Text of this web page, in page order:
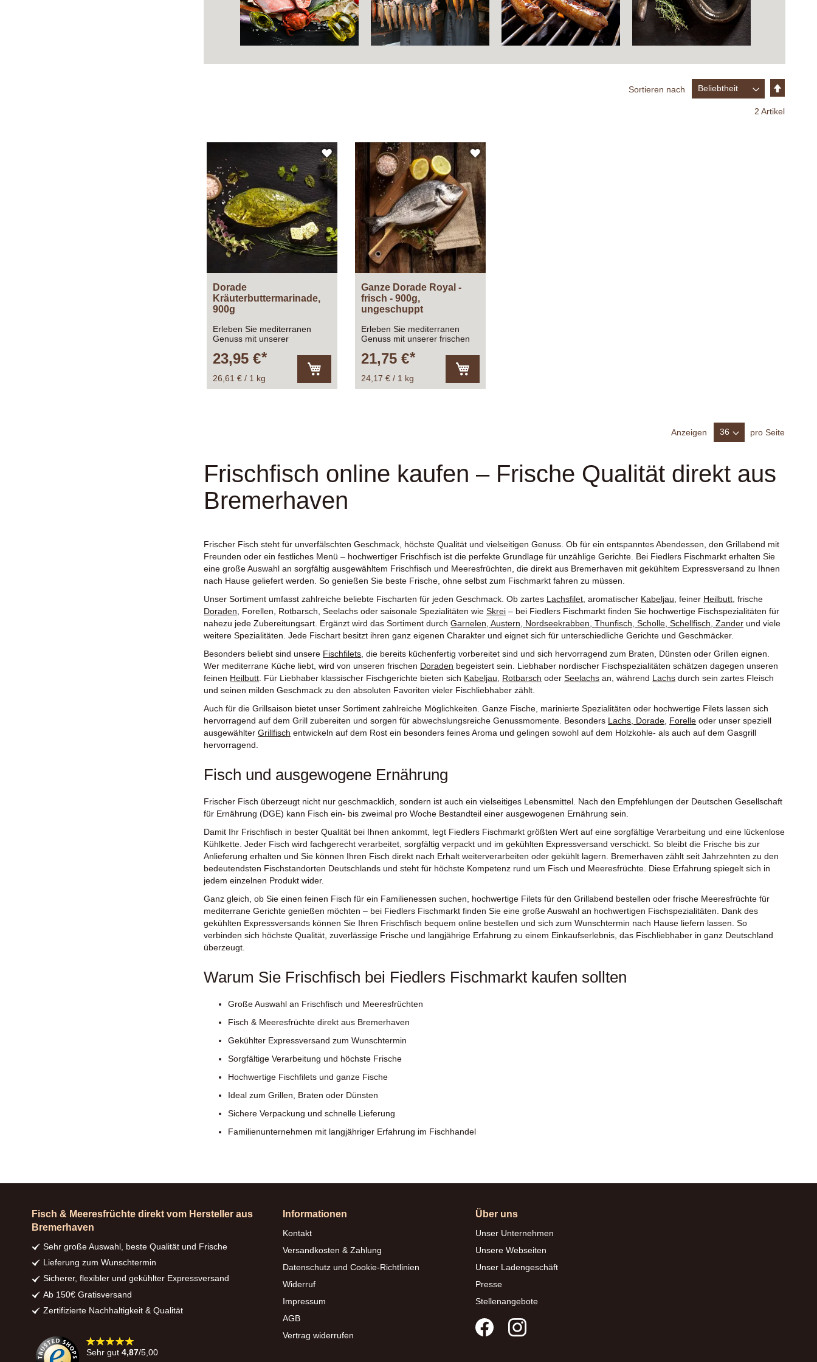
Sortieren nach
2 Artikel
ZUR
WUNSCHLISTE
HINZUFÜGEN
Dorade
Kräuterbuttermarinade,
900g
Erleben Sie mediterranen
Genuss mit unserer
Kräuterbuttermarinade 900g,
Anzahl 2-3 Doraden,
mariniert, ausgenommen
23,95 €
26,61 € / 1 kg
den
ZUR
WUNSCHLISTE
HINZUFÜGEN
Ganze Dorade Royal -
frisch - 900g,
ungeschuppt
Erleben Sie mediterranen
Genuss mit unserer frischen
21,75 €
24,17 € / 1 kg
den
Anzeigen pro Seite
Frischfisch online kaufen – Frische Qualität direkt aus
Bremerhaven
Frischer Fisch steht für unverfälschten Geschmack, höchste Qualität und vielseitigen Genuss. Ob für ein entspanntes Abendessen, den Grillabend mit
Freunden oder ein festliches Menü – hochwertiger Frischfisch ist die perfekte Grundlage für unzählige Gerichte. Bei Fiedlers Fischmarkt erhalten Sie
eine große Auswahl an sorgfältig ausgewähltem Frischfisch und Meeresfrüchten, die direkt aus Bremerhaven mit gekühltem Expressversand zu Ihnen
nach Hause geliefert werden. So genießen Sie beste Frische, ohne selbst zum Fischmarkt fahren zu müssen.
Unser Sortiment umfasst zahlreiche beliebte Fischarten für jeden Geschmack. Ob zartes Lachsfilet , aromatischer Kabeljau , feiner Heilbutt , frische
Doraden
Forellen Rotbarsch ,Seelachs oder saisonale Spezialitäten wieSkrei – bei Fiedlers Fischmarkt finden Sie hochwertige Fischspezialitäten für
nahezu jede Zubereitungsart. Ergänzt wird das Sortiment durchGarnelen ,Austern Nordseekrabben ,Thunfisch ,Scholle ,Schellfisch ,Zander und viele
weitere Spezialitäten. Jede Fischart besitzt ihren ganz eigenen Charakter und eignet sich für unterschiedliche Gerichte und Geschmäcker.
Besonders beliebt sind unsere Fischfilets , die bereits küchenfertig vorbereitet sind und sich hervorragend zum Braten, Dünsten oder Grillen eignen.
Wer mediterrane Küche liebt, wird von unseren frischen Doraden begeistert sein. Liebhaber nordischer Fischspezialitäten schätzen dagegen unseren
feinen Heilbutt . Für Liebhaber klassischer Fischgerichte bieten sich Kabeljau Rotbarsch oderSeelachs an, während Lachs durch sein zartes Fleisch
und seinen milden Geschmack zu den absoluten Favoriten vieler Fischliebhaber zählt.
Auch für die Grillsaison bietet unser Sortiment zahlreiche Möglichkeiten. Ganze Fische, marinierte Spezialitäten oder hochwertige Filets lassen sich
hervorragend auf dem Grill zubereiten und sorgen für abwechslungsreiche Genussmomente. Besonders Lachs Dorade Forelle oder unser speziell
ausgewählterGrillfisch entwickeln auf dem Rost ein besonders feines Aroma und gelingen sowohl auf dem Holzkohle- als auch auf dem Gasgrill
hervorragend.
Fisch und ausgewogene Ernährung
Frischer Fisch überzeugt nicht nur geschmacklich, sondern ist auch ein vielseitiges Lebensmittel. Nach den Empfehlungen der Deutschen Gesellschaft
für Ernährung (DGE) kann Fisch ein- bis zweimal pro Woche Bestandteil einer ausgewogenen Ernährung sein.
Damit Ihr Frischfisch in bester Qualität bei Ihnen ankommt, legt Fiedlers Fischmarkt größten Wert auf eine sorgfältige Verarbeitung und eine lückenlose
Kühlkette. Jeder Fisch wird fachgerecht verarbeitet, sorgfältig verpackt und im gekühlten Expressversand verschickt. So bleibt die Frische bis zur
Anlieferung erhalten und Sie können Ihren Fisch direkt nach Erhalt weiterverarbeiten oder gekühlt lagern. Bremerhaven zählt seit Jahrzehnten zu den
bedeutendsten Fischstandorten Deutschlands und steht für höchste Kompetenz rund um Fisch und Meeresfrüchte. Diese Erfahrung spiegelt sich in
jedem einzelnen Produkt wider.
Ganz gleich, ob Sie einen feinen Fisch für ein Familienessen suchen, hochwertige Filets für den Grillabend bestellen oder frische Meeresfrüchte für
mediterrane Gerichte genießen möchten – bei Fiedlers Fischmarkt finden Sie eine große Auswahl an hochwertigen Fischspezialitäten. Dank des
gekühlten Expressversands können Sie Ihren Frischfisch bequem online bestellen und sich zum Wunschtermin nach Hause liefern lassen. So
verbinden sich höchste Qualität, zuverlässige Frische und langjährige Erfahrung zu einem Einkaufserlebnis, das Fischliebhaber in ganz Deutschland
überzeugt.
Warum Sie Frischfisch bei Fiedlers Fischmarkt kaufen sollten
Große Auswahl an Frischfisch und Meeresfrüchten
Fisch & Meeresfrüchte direkt aus Bremerhaven
Gekühlter Expressversand zum Wunschtermin
Sorgfältige Verarbeitung und höchste Frische
Hochwertige Fischfilets und ganze Fische
Ideal zum Grillen, Braten oder Dünsten
Sichere Verpackung und schnelle Lieferung
Familienunternehmen mit langjähriger Erfahrung im Fischhandel
Fisch & Meeresfrüchte direkt vom Hersteller aus
Bremerhaven
Sehr große Auswahl, beste Qualität und Frische
Lieferung zum Wunschtermin
Sicherer, flexibler und gekühlter Expressversand
Ab 150€ Gratisversand
Zertifizierte Nachhaltigkeit & Qualität
98%
Sehr gut 4,87/5,00
Informationen
Kontakt
Versandkosten & Zahlung
Datenschutz und Cookie-Richtlinien
Widerruf
Impressum
AGB
Vertrag widerrufen
Über uns
Unser Unternehmen
Unsere Webseiten
Unser Ladengeschäft
Presse
Stellenangebote